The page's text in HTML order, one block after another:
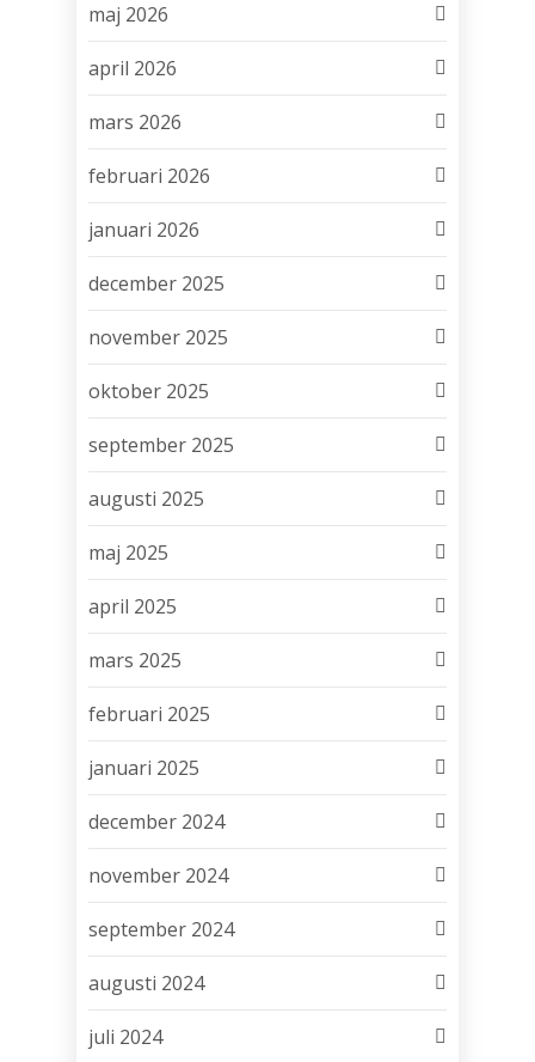
maj 2026
april 2026
mars 2026
februari 2026
januari 2026
december 2025
november 2025
oktober 2025
september 2025
augusti 2025
maj 2025
april 2025
mars 2025
februari 2025
januari 2025
december 2024
november 2024
september 2024
augusti 2024
juli 2024